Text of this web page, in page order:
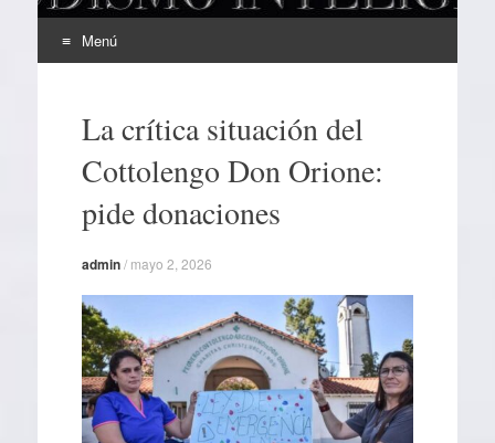
Menú
contenidoLa crítica situación del
Cottolengo Don Orione:
pide donaciones
admin/ mayo 2, 2026